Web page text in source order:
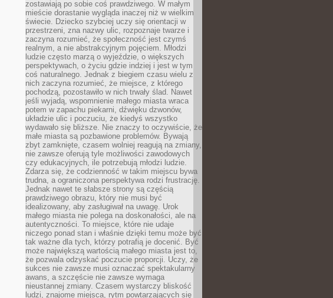
zostawiają po sobie coś prawdziwego. W małym
mieście dorastanie wygląda inaczej niż w wielkim
świecie. Dziecko szybciej uczy się orientacji w
przestrzeni, zna nazwy ulic, rozpoznaje twarze i
zaczyna rozumieć, że społeczność jest czymś
realnym, a nie abstrakcyjnym pojęciem. Młodzi
ludzie często marzą o wyjeździe, o większych
perspektywach, o życiu gdzie indziej i jest w tym
coś naturalnego. Jednak z biegiem czasu wielu z
nich zaczyna rozumieć, że miejsce, z którego
pochodzą, pozostawiło w nich trwały ślad. Nawet
jeśli wyjadą, wspomnienie małego miasta wraca
potem w zapachu piekarni, dźwięku dzwonów,
układzie ulic i poczuciu, że kiedyś wszystko
wydawało się bliższe. Nie znaczy to oczywiście, że
małe miasta są pozbawione problemów. Bywają
zbyt zamknięte, czasem wolniej reagują na zmiany,
nie zawsze oferują tyle możliwości zawodowych
czy edukacyjnych, ile potrzebują młodzi ludzie.
Zdarza się, że codzienność w takim miejscu bywa
trudna, a ograniczona perspektywa rodzi frustrację.
Jednak nawet te słabsze strony są częścią
prawdziwego obrazu, który nie musi być
idealizowany, aby zasługiwał na uwagę. Urok
małego miasta nie polega na doskonałości, ale na
autentyczności. To miejsce, które nie udaje
niczego ponad stan i właśnie dzięki temu może być
tak ważne dla tych, którzy potrafią je docenić. Być
może największą wartością małego miasta jest to,
że pozwala odzyskać poczucie proporcji. Uczy, że
sukces nie zawsze musi oznaczać spektakularny
awans, a szczęście nie zawsze wymaga
nieustannej zmiany. Czasem wystarczy bliskość
ludzi, znajome miejsca, rytm powtarzających się